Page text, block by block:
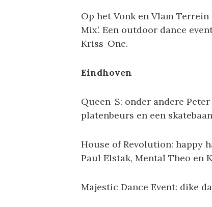
Op het Vonk en Vlam
Mix’. Een outdoor dance
Kriss-One.
Eindhoven
Queen-S: onder andere
platenbeurs en een
House of Revolution: happy
Paul Elstak, Mental Theo en
Majestic Dance Event: dike